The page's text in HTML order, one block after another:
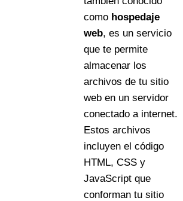
como hospedaje
web, es un servicio
que te permite
almacenar los
archivos de tu sitio
web en un servidor
conectado a internet.
Estos archivos
incluyen el código
HTML, CSS y
JavaScript que
conforman tu sitio